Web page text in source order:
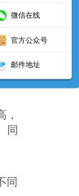
同
同
微信在线
官方公众号
邮件地址